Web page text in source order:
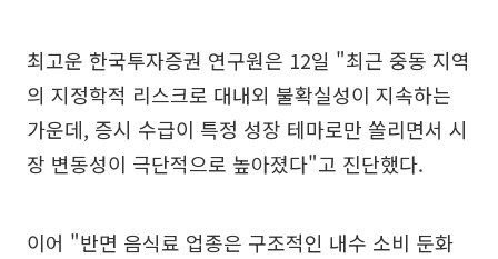
최고운 한국투자증권 연구원은 12일 "최근 중동 지역
의 지정학적 리스크로 대내외 불확실성이 지속하는
가운데, 증시 수급이 특정 성장 테마로만 쏠리면서 시
장 변동성이 극단적으로 높아졌다"고 진단했다.
이어 "반면 음식료 업종은 구조적인 내수 소비 둔화